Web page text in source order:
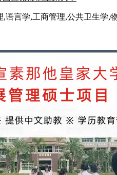
,语言学,工商管理,公共卫生学,